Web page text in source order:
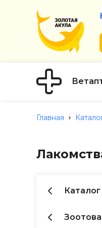
Главная
Каталог